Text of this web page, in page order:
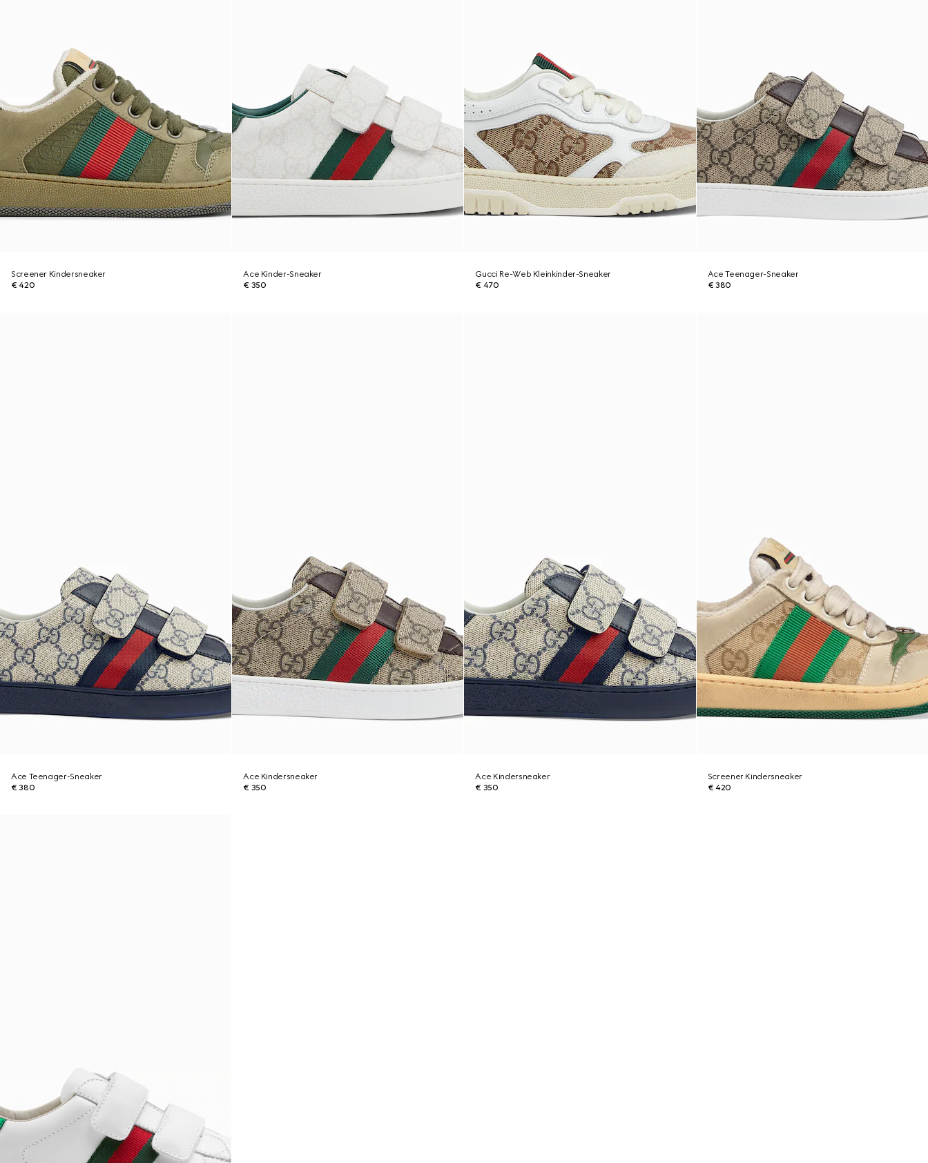
Screener Kindersneaker
€ 420
Ace Kinder-Sneaker
€ 350
Gucci Re-Web Kleinkinder-Sneaker
€ 470
Ace Teenager-Sneaker
€ 380
Ace Teenager-Sneaker
€ 380
Ace Kindersneaker
€ 350
Ace Kindersneaker
€ 350
Screener Kindersneaker
€ 420